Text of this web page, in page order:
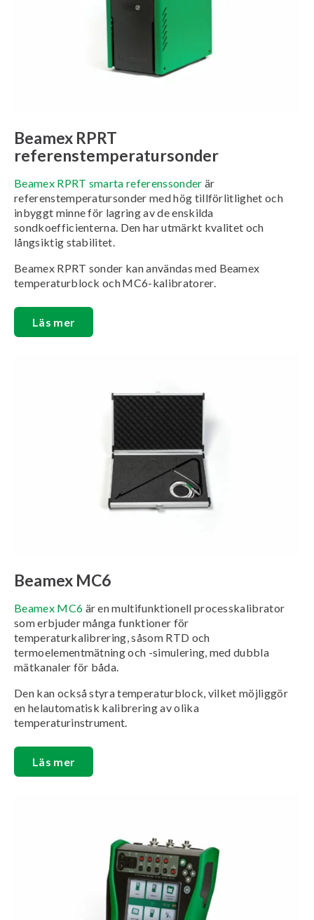
Beamex RPRT
referenstemperatursonder
Beamex RPRT smarta referenssonder är
referenstemperatursonder med hög tillförlitlighet och
inbyggt minne för lagring av de enskilda
sondkoefficienterna. Den har utmärkt kvalitet och
långsiktig stabilitet.
Beamex RPRT sonder kan användas med Beamex
temperaturblock och MC6-kalibratorer.
Läs mer
Beamex MC6
Beamex MC6 är en multifunktionell processkalibrator
som erbjuder många funktioner för
temperaturkalibrering, såsom RTD och
termoelementmätning och -simulering, med dubbla
mätkanaler för båda.
Den kan också styra temperaturblock, vilket möjliggör
en helautomatisk kalibrering av olika
temperaturinstrument.
Läs mer